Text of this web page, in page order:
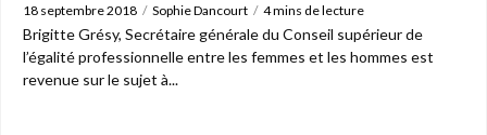
18 septembre 2018 Sophie Dancourt 4 mins de lecture
Brigitte Grésy, Secrétaire générale du Conseil supérieur de
l’égalité professionnelle entre les femmes et les hommes est
revenue sur le sujet à...